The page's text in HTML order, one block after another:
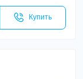
Купить